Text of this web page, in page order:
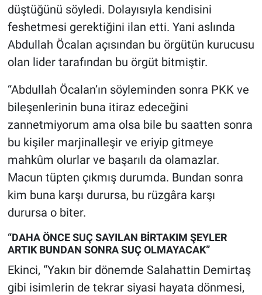
düştüğünü söyledi. Dolayısıyla kendisini
feshetmesi gerektiğini ilan etti. Yani aslında
Abdullah Öcalan açısından bu örgütün kurucusu
olan lider tarafından bu örgüt bitmiştir.
“Abdullah Öcalan’ın söyleminden sonra PKK ve
bileşenlerinin buna itiraz edeceğini
zannetmiyorum ama olsa bile bu saatten sonra
bu kişiler marjinalleşir ve eriyip gitmeye
mahkûm olurlar ve başarılı da olamazlar.
Macun tüpten çıkmış durumda. Bundan sonra
kim buna karşı durursa, bu rüzgâra karşı
durursa o biter.
“DAHA ÖNCE SUÇ SAYILAN BİRTAKIM ŞEYLER
ARTIK BUNDAN SONRA SUÇ OLMAYACAK”
Ekinci, “Yakın bir dönemde Salahattin Demirtaş
gibi isimlerin de tekrar siyasi hayata dönmesi,